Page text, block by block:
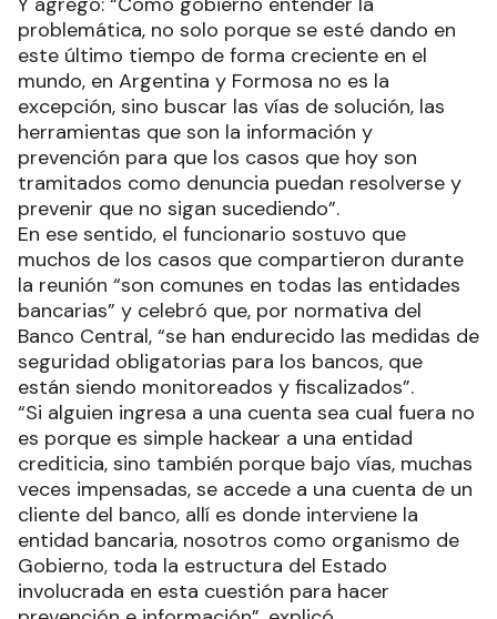
problemática, no solo porque se esté dando en
este último tiempo de forma creciente en el
mundo, en Argentina y Formosa no es la
excepción, sino buscar las vías de solución, las
herramientas que son la información y
prevención para que los casos que hoy son
tramitados como denuncia puedan resolverse y
prevenir que no sigan sucediendo”.
En ese sentido, el funcionario sostuvo que
muchos de los casos que compartieron durante
la reunión “son comunes en todas las entidades
bancarias” y celebró que, por normativa del
Banco Central, “se han endurecido las medidas de
seguridad obligatorias para los bancos, que
están siendo monitoreados y fiscalizados”.
“Si alguien ingresa a una cuenta sea cual fuera no
es porque es simple hackear a una entidad
crediticia, sino también porque bajo vías, muchas
veces impensadas, se accede a una cuenta de un
cliente del banco, allí es donde interviene la
entidad bancaria, nosotros como organismo de
Gobierno, toda la estructura del Estado
involucrada en esta cuestión para hacer